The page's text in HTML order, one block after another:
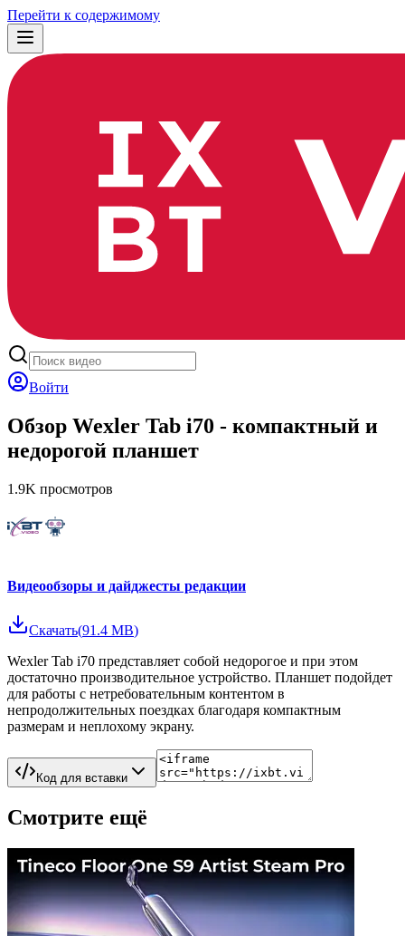
Перейти к содержимому
Войти
Обзор Wexler Tab i70 - компактный и
недорогой планшет
1.9K просмотров
Видеообзоры и дайджесты редакции
Скачать(91.4 MB)
Wexler Tab i70 представляет собой недорогое и при этом
достаточно производительное устройство. Планшет подойдет
для работы с нетребовательным контентом в
непродолжительных поездках благодаря компактным
размерам и неплохому экрану.
Код для вставки
Смотрите ещё